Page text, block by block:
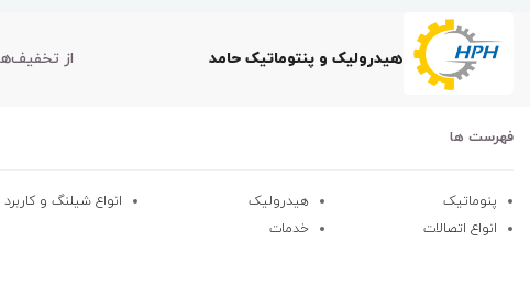
هیدرولیک و پنتوماتیک حامد از
فهرست ها
پنوماتیک هیدرولیک
انواع شیلنگ و کاربرد
انواع اتصالات
خدمات